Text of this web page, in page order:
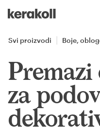
Go to Homepage
Svi proizvodi Boje,
Premazi
za